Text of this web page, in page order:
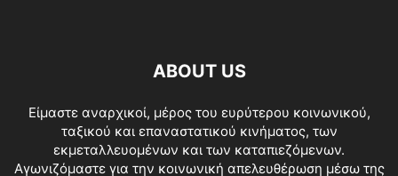
ABOUT US
Είμαστε αναρχικοί, μέρος του ευρύτερου κοινωνικού,
ταξικού και επαναστατικού κινήματος, των
εκμεταλλευομένων και των καταπιεζόμενων.
Αγωνιζόμαστε για την κοινωνική απελευθέρωση μέσω της